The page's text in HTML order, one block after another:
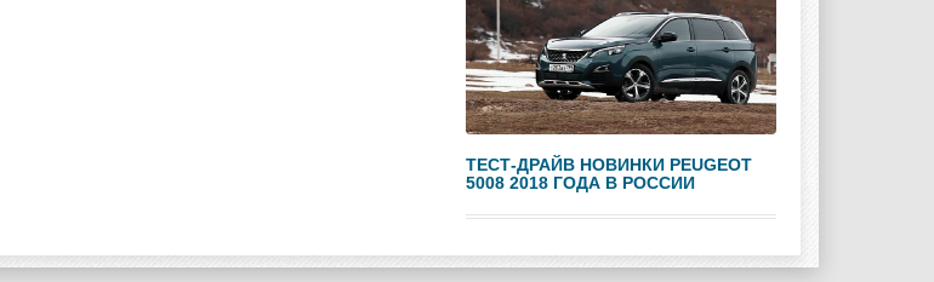
Nissan Opel Pagani
Peugeot Pontiac
ТЕСТ-ДРАЙВ НОВИНКИ PEUGEOT
5008 2018 ГОДА В РОССИИ